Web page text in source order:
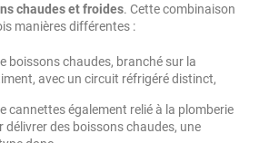
chaudes et froides. Cette combinaison
manières différentes :
boissons chaudes, branché sur la
avec un circuit réfrigéré distinct,
cannettes également relié à la plomberie
des boissons chaudes, une